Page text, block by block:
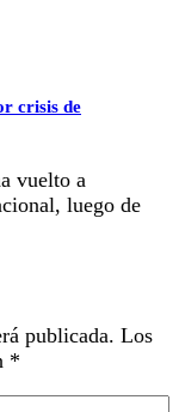
crisis de
vuelto a
luego de
publicada. Los
*